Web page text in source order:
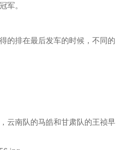
军。
的排在最后发车的时候，不同的
云南队的马皓和甘肃队的王祯早